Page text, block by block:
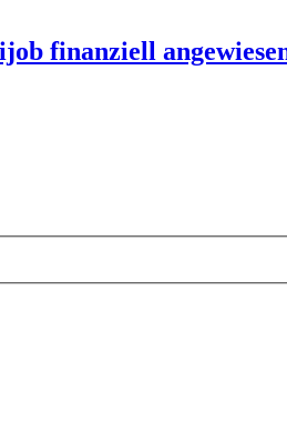
finanziell